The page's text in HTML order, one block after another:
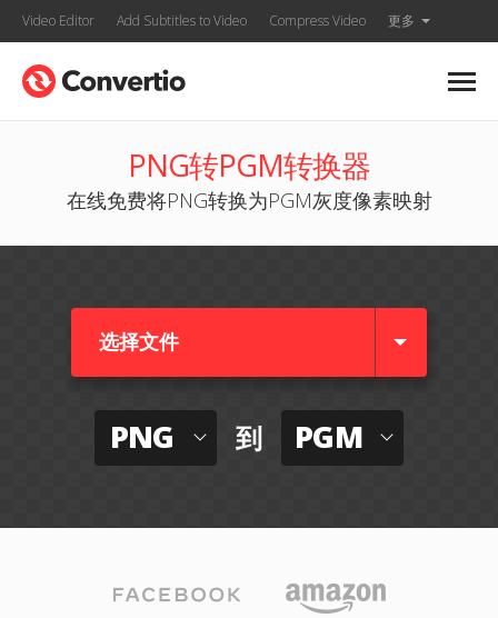
Video Editor Add Subtitles to Video Compress Video 更多
PNG转PGM转换器
在线免费将PNG转换为PGM灰度像素映射
选择文件
PNG 到 PGM